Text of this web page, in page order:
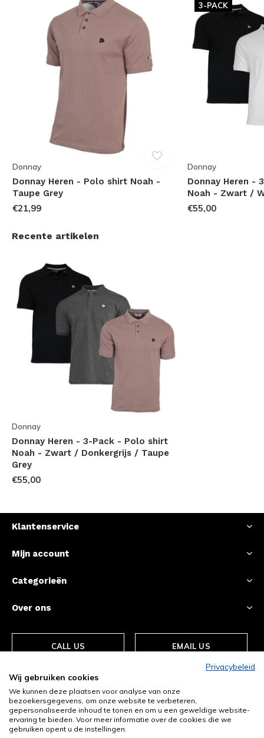
Donnay
Donnay Heren - Polo shirt Noah -
Taupe Grey
€21,99
3-PACK
Donnay
Donnay Heren -
Noah - Zwart /
€55,00
Recente artikelen
Donnay
Donnay Heren - 3-Pack - Polo shirt
Noah - Zwart / Donkergrijs / Taupe
Grey
€55,00
Klantenservice
Mijn account
Categorieën
Over ons
CALL US EMAIL US
Privacybeleid
Wij gebruiken cookies
We kunnen deze plaatsen voor analyse van onze
bezoekersgegevens, om onze website te verbeteren,
gepersonaliseerde inhoud te tonen en om u een geweldige website-
ervaring te bieden. Voor meer informatie over de cookies die we
gebruiken opent u de instellingen.